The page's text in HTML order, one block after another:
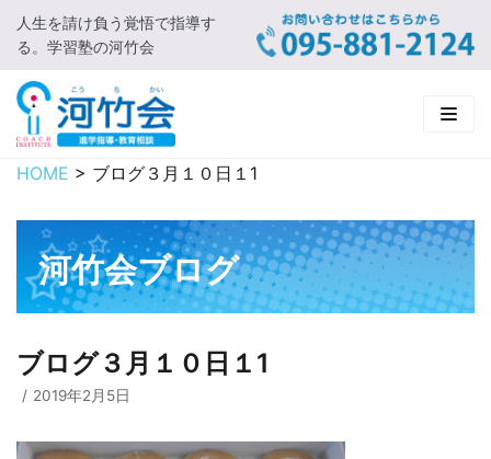
コ
ン
テ
ン
ツ
に
キ
プ
人生を請け負う覚悟で指導す
る。学習塾の河竹会
HOME
新着情報
□ お知らせ
河竹会について
□ 河竹会について
□ 小学部
実 績
HOME > ブログ３月１０日１1
河竹会ブログ
ブログ３月１０日１1
2019年2月5日